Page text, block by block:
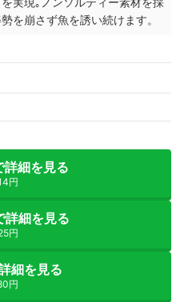
を崩さず魚を誘い続けます。
詳細を見る
円
細を見る
円
細を見る
円